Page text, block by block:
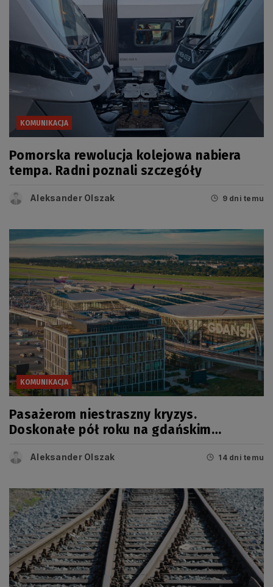
KOMUNIKACJA
Pomorska rewolucja kolejowa nabiera
tempa. Radni poznali szczegóły
Aleksander Olszak 9 dni temu
KOMUNIKACJA
Pasażerom niestraszny kryzys.
Doskonałe pół roku na gdańskim
Aleksander Olszak 14 dni temu